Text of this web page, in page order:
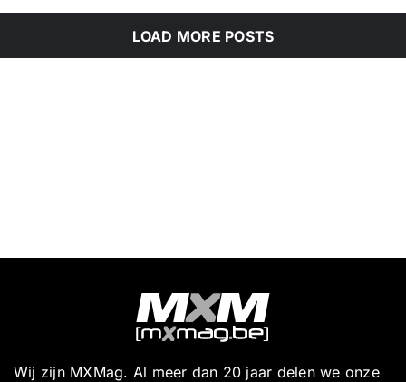
LOAD MORE POSTS
Wij zijn MXMag. Al meer dan 20 jaar delen we onze